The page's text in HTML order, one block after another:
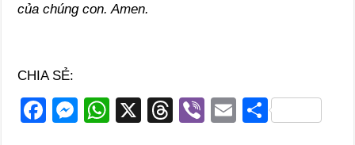
của chúng con. Amen.
CHIA SẺ:
F
M
W
X
T
Vi
E S